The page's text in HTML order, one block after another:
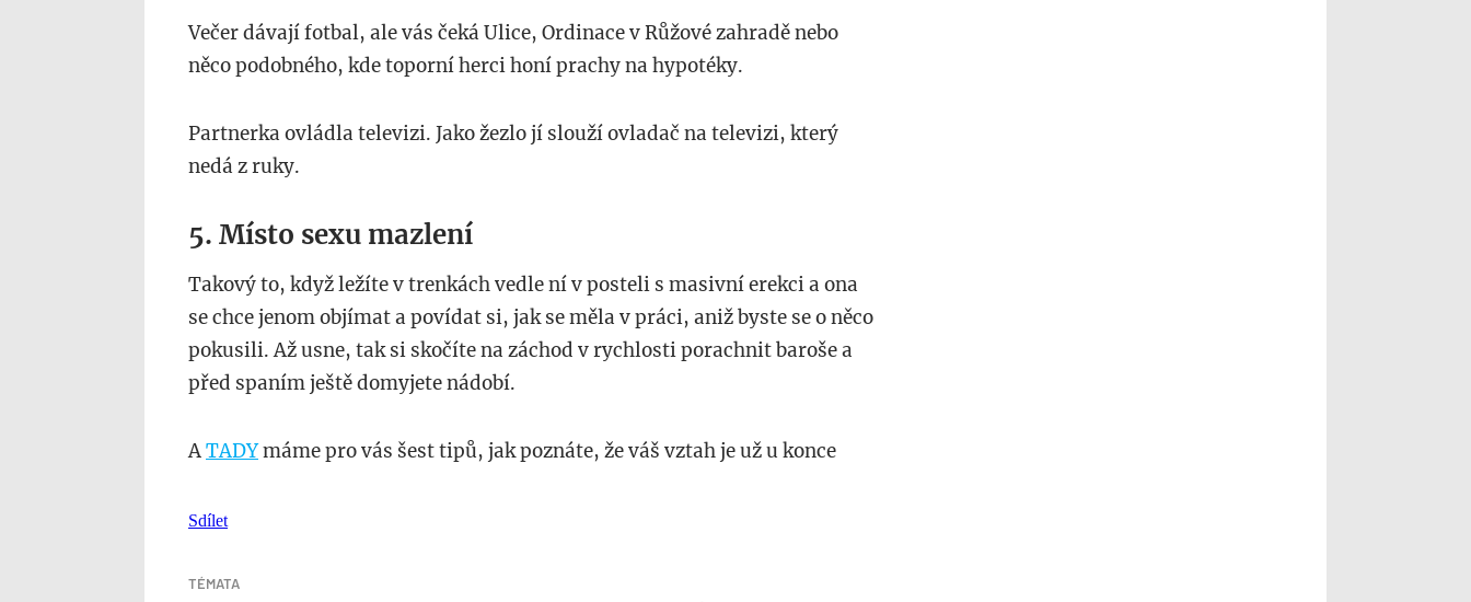
Večer dávají fotbal, ale vás čeká Ulice, Ordinace v Růžové zahradě nebo
něco podobného, kde toporní herci honí prachy na hypotéky.
Partnerka ovládla televizi. Jako žezlo jí slouží ovladač na televizi, který
nedá z ruky.
5. Místo sexu mazlení
Takový to, když ležíte v trenkách vedle ní v posteli s masivní erekci a ona
se chce jenom objímat a povídat si, jak se měla v práci, aniž byste se o něco
pokusili. Až usne, tak si skočíte na záchod v rychlosti porachnit baroše a
před spaním ještě domyjete nádobí.
ATADYmáme pro vás šest tipů, jak poznáte, že váš vztah je už u konce
Sdílet
TÉMATA